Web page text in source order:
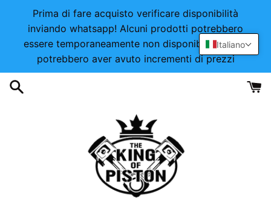
direttamente
Prima di fare acquisto verificare disponibilità
inviando whatsapp! Alcuni prodotti potrebbero
essere temporaneamente non disponibili o alcuni
potrebbero aver avuto incrementi di prezzi
Italiano